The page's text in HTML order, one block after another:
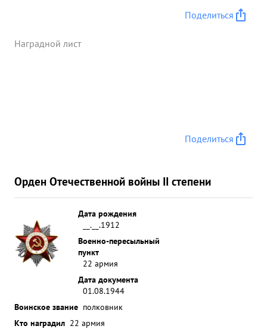
Поделиться
Наградной лист
Поделиться
Орден Отечественной войны II степени
Дата рождения
__.__.1912
Военно-пересыльный
пункт
22 армия
Дата документа
01.08.1944
Воинское звание полковник
Кто наградил 22 армия